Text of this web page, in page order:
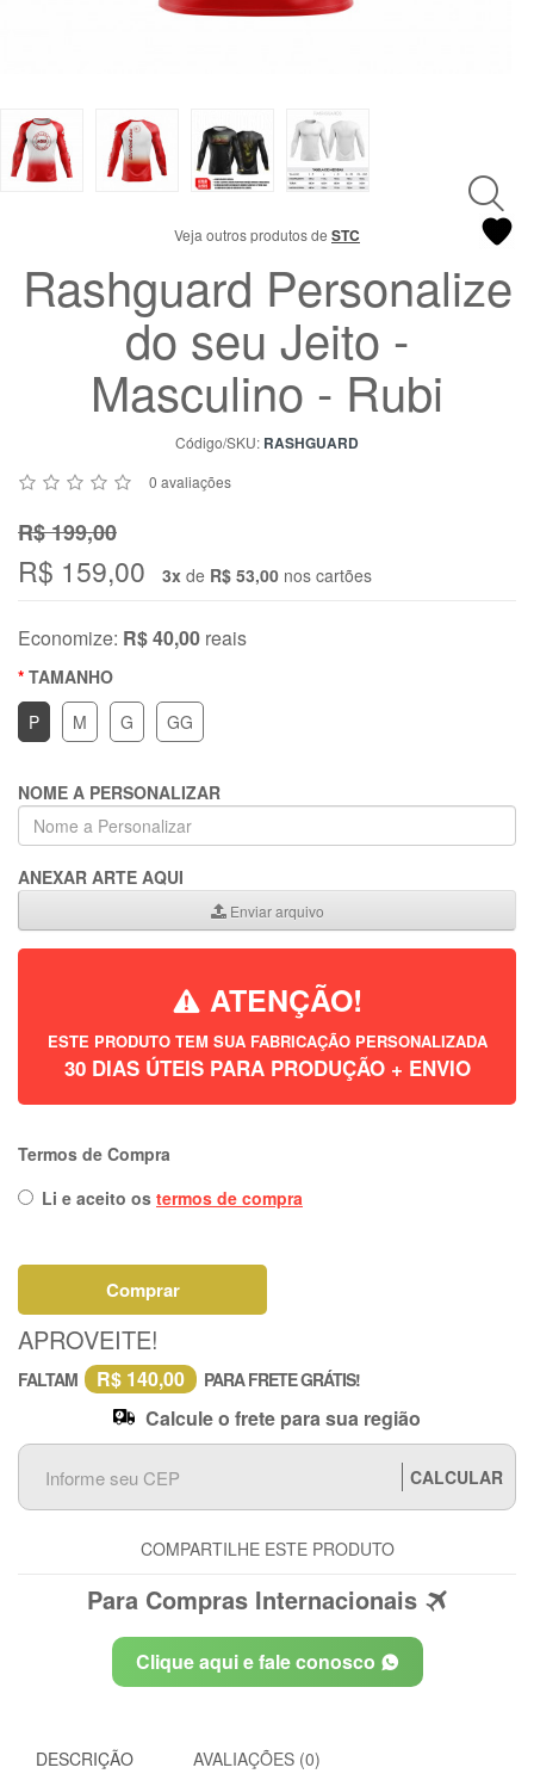
8309-
9797
Chat
nos uma
mensagem
Veja outros produtos de STC
Rashguard Personalize
do seu Jeito -
Masculino - Rubi
Código/SKU: RASHGUARD
0 avaliações
R$ 199,00
R$ 159,00 3x de R$ 53,00 nos cartões
Economize: R$ 40,00 reais
TAMANHO
P
M G GG
NOME A PERSONALIZAR
ANEXAR ARTE AQUI
Enviar arquivo
ATENÇÃO!
ESTE PRODUTO TEM SUA FABRICAÇÃO PERSONALIZADA
30 DIAS ÚTEIS PARA PRODUÇÃO + ENVIO
Termos de Compra
Li e aceito os termos de compra
Comprar
APROVEITE!
FALTAM R$ 140,00 PARA FRETE GRÁTIS!
Calcule o frete para sua região
CALCULAR
COMPARTILHE ESTE PRODUTO
Para Compras Internacionais
Clique aqui e fale conosco
DESCRIÇÃO AVALIAÇÕES (0)